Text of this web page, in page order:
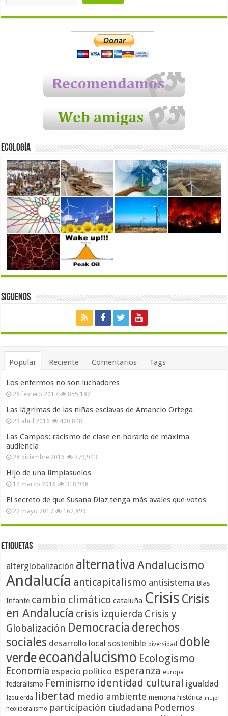
Ecología
Siguenos
Popular Reciente Comentarios Tags
Los enfermos no son luchadores
26 febrero 2017 855,182
Las lágrimas de las niñas esclavas de Amancio Ortega
29 abril 2016 400,848
Las Campos: racismo de clase en horario de máxima
audiencia
28 diciembre 2016 379,943
Hijo de una limpiasuelos
14 marzo 2016 318,998
El secreto de que Susana Díaz tenga más avales que votos
22 mayo 2017 162,899
Etiquetas
alterglobalización alternativa Andalucismo
Andalucía anticapitalismo antisistema Blas
Infante cambio climático cataluña Crisis Crisis
en Andalucía crisis izquierda Crisis y
Globalización Democracia derechos
sociales desarrollo local sostenible diversidad doble
verdeecoandalucismo Ecologismo
Economía espacio político esperanza europa
federalismo Feminismo identidad cultural igualdad
Izquierda libertad medio ambiente memoria histórica mujer
neoliberalismo participación ciudadana Podemos